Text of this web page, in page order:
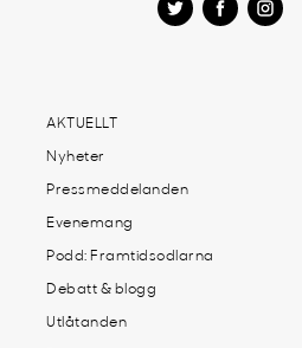
AKTUELLT
Nyheter
Pressmeddelanden
Evenemang
Podd: Framtidsodlarna
Debatt & blogg
Utlåtanden